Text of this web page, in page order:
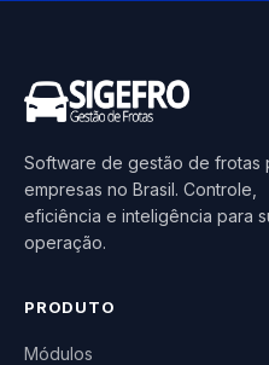
Software de gestão de frotas
empresas no Brasil. Controle,
eficiência e inteligência para
operação.
PRODUTO
Módulos